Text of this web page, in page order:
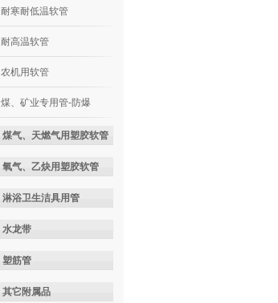
耐寒耐低温软管
耐高温软管
农机用软管
煤、矿业专用管-防爆
煤气、天燃气用塑胶软管
氧气、乙炔用塑胶软管
淋浴卫生洁具用管
水龙带
塑筋管
其它附属品